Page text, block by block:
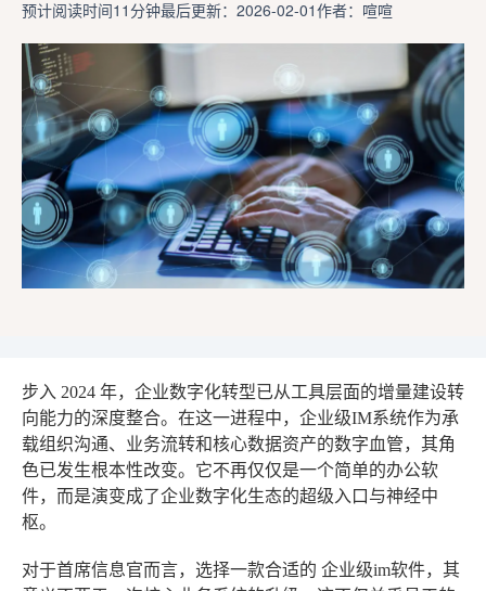
预计阅读时间11分钟最后更新：2026-02-01作者：喧喧
步入 2024 年，企业数字化转型已从工具层面的增量建设转
向能力的深度整合。在这一进程中，企业级IM系统作为承
载组织沟通、业务流转和核心数据资产的数字血管，其角
色已发生根本性改变。它不再仅仅是一个简单的办公软
件，而是演变成了企业数字化生态的超级入口与神经中
枢。
对于首席信息官而言，选择一款合适的 企业级im软件，其